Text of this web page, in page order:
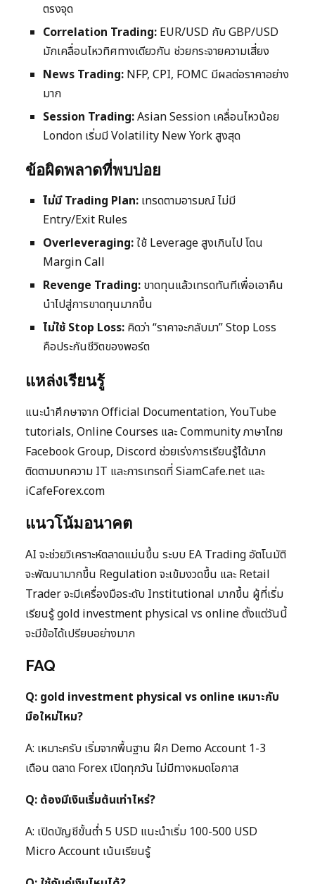
ตรงจุด
Correlation Trading: EUR/USD กับ GBP/USD
มักเคลื่อนไหวทิศทางเดียวกัน ช่วยกระจายความเสี่ยง
News Trading: NFP, CPI, FOMC มีผลต่อราคาอย่าง
มาก
Session Trading:Asian Session เคลื่อนไหวน้อย
London เริ่มมี Volatility New York สูงสุด
ข้อผิดพลาดที่พบบ่อย
ไม่มี Trading Plan: เทรดตามอารมณ์ ไม่มี
Entry/Exit Rules
Overleveraging:ใช้ Leverage สูงเกินไป โดน
Margin Call
Revenge Trading: ขาดทุนแล้วเทรดทันทีเพื่อเอาคืน
นำไปสู่การขาดทุนมากขึ้น
ไม่ใช้ Stop Loss: คิดว่า “ราคาจะกลับมา” Stop Loss
คือประกันชีวิตของพอร์ต
แหล่งเรียนรู้
แนะนำศึกษาจาก Official Documentation, YouTube
tutorials, Online Courses และ Community ภาษาไทย
Facebook Group, Discord ช่วยเร่งการเรียนรู้ได้มาก
ติดตามบทความ IT และการเทรดที่ SiamCafe.net และ
iCafeForex.com
แนวโน้มอนาคต
AI จะช่วยวิเคราะห์ตลาดแม่นขึ้น ระบบ EA Trading อัตโนมัติ
จะพัฒนามากขึ้น Regulation จะเข้มงวดขึ้น และ Retail
Trader จะมีเครื่องมือระดับ Institutional มากขึ้น ผู้ที่เริ่ม
เรียนรู้ gold investment physical vs online ตั้งแต่วันนี้
จะมีข้อได้เปรียบอย่างมาก
FAQ
Q: gold investment physical vs online เหมาะกับ
มือใหม่ไหม?
A: เหมาะครับ เริ่มจากพื้นฐาน ฝึก Demo Account 1-3
เดือน ตลาด Forex เปิดทุกวัน ไม่มีทางหมดโอกาส
Q: ต้องมีเงินเริ่มต้นเท่าไหร่?
A: เปิดบัญชีขั้นต่ำ 5 USD แนะนำเริ่ม 100-500 USD
Micro Account เน้นเรียนรู้